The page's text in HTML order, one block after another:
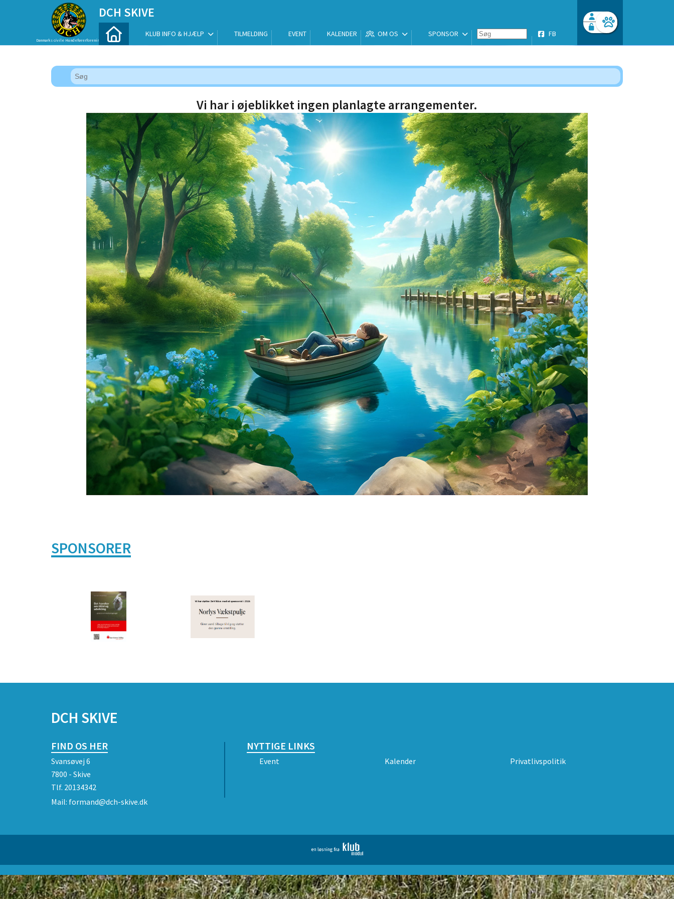
DCH SKIVE
Danmarks civile Hundeførerforening
KLUB INFO & HJÆLP TILMELDING EVENT KALENDER OM OS SPONSOR FB
Opret profil
Log ind
Vi har i øjeblikket ingen planlagte arrangementer.
SPONSORER
DCH SKIVE
FIND OS HER
Svansøvej 6
7800 - Skive
Tlf. 20134342
Mail: formand@dch-skive.dk
NYTTIGE LINKS
Event Kalender Privatlivspolitik